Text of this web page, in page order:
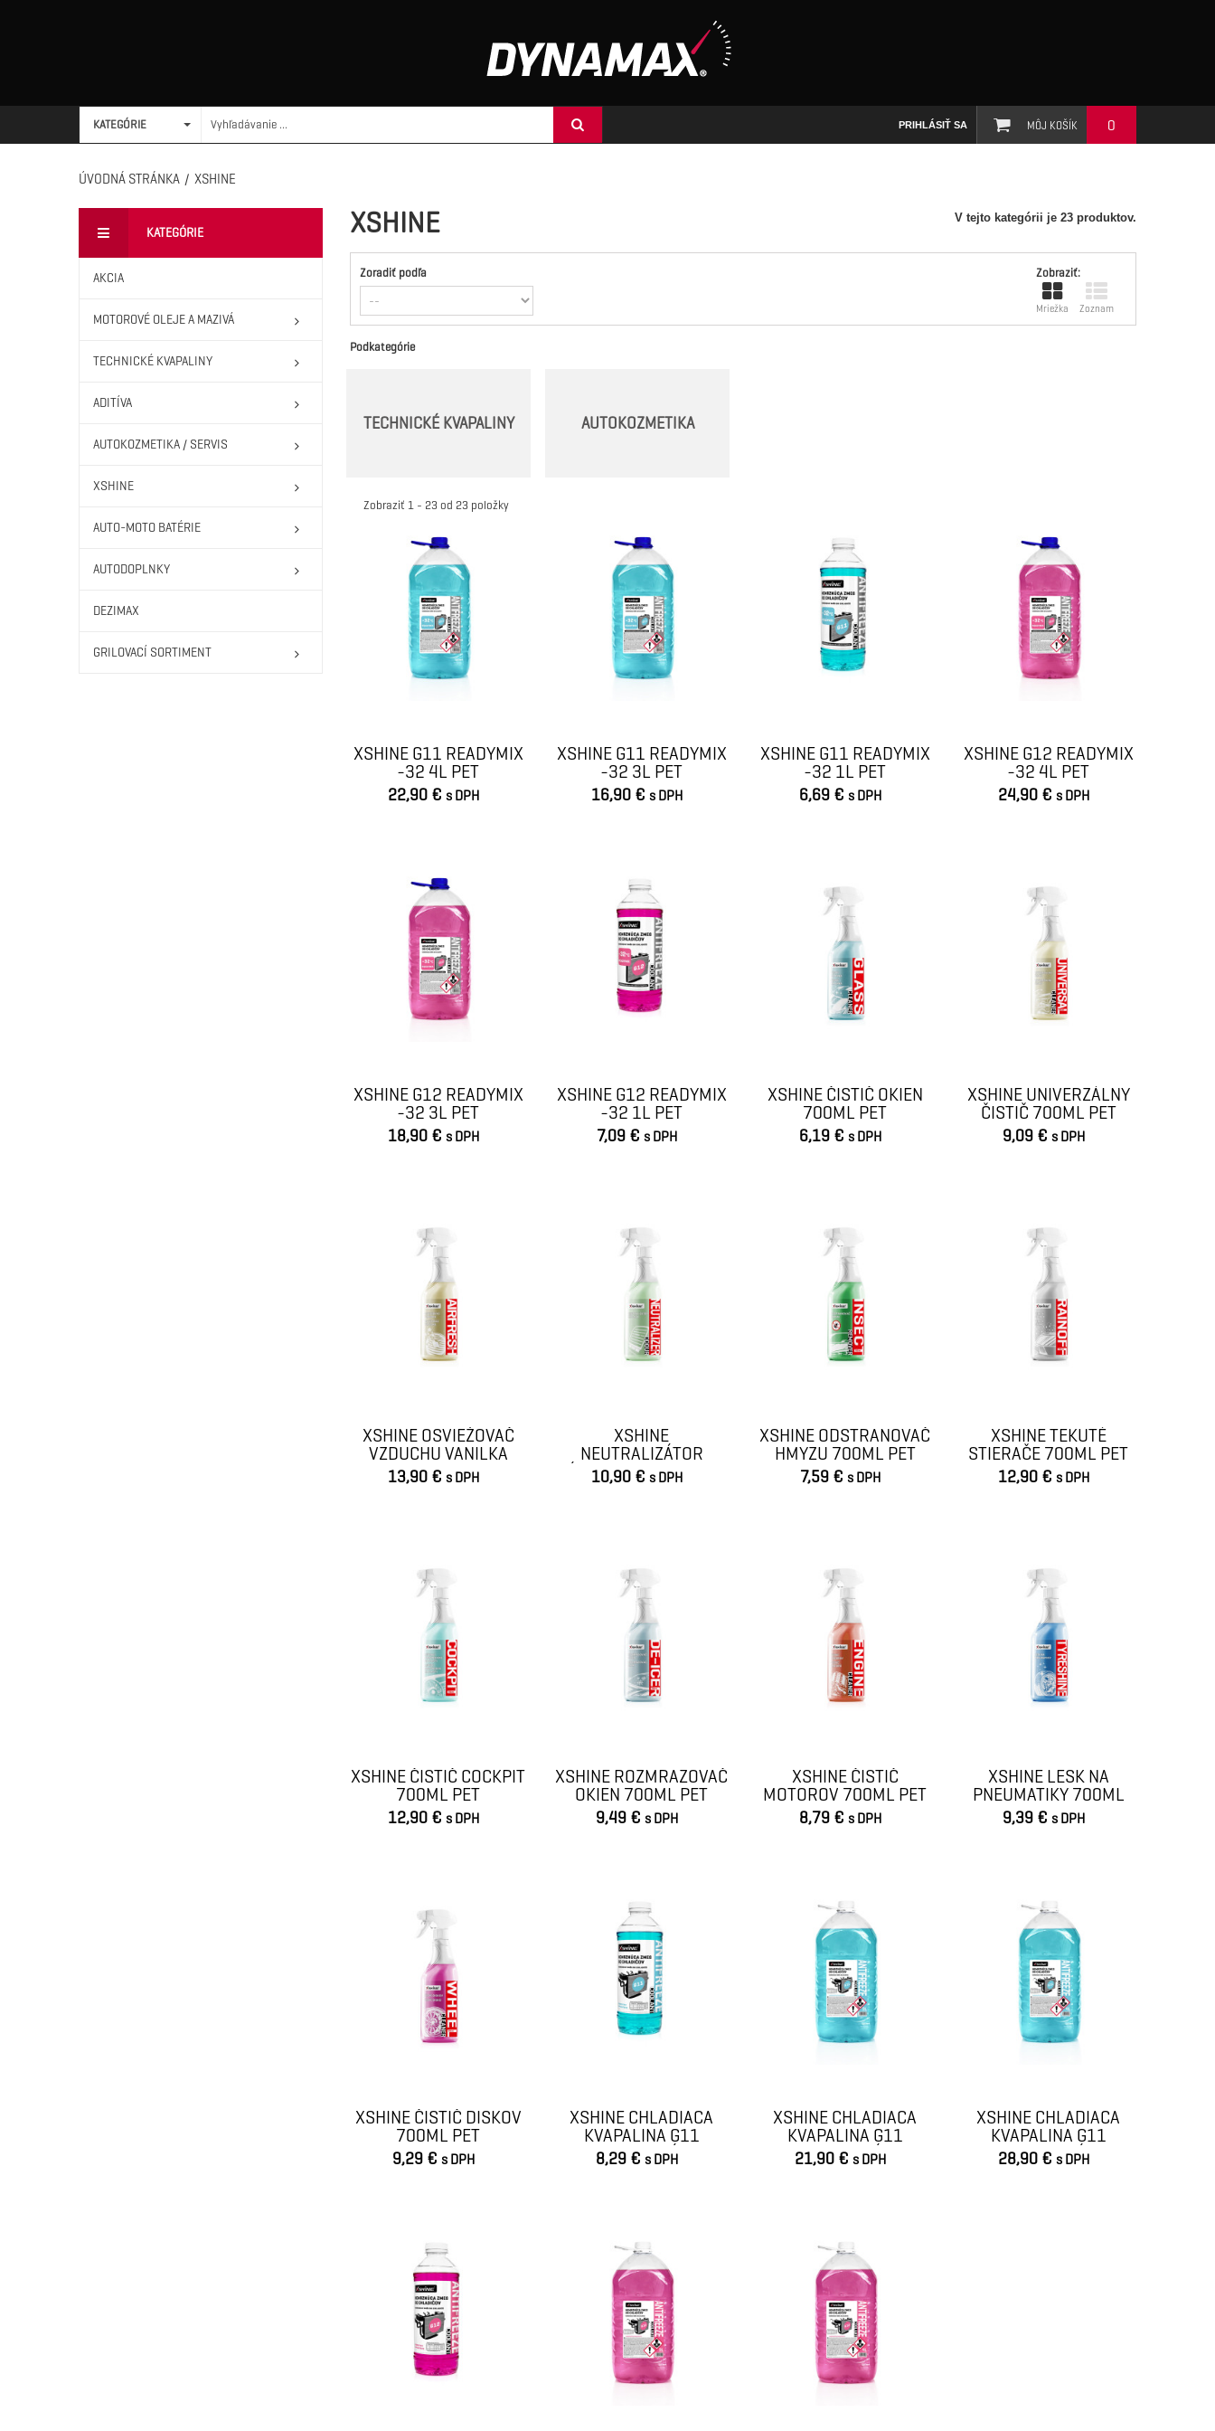
MÔJ KOŠÍK 0
PRIHLÁSIŤ SA
KATEGÓRIE
ÚVODNÁ STRÁNKA / XSHINE
KATEGÓRIE
AKCIA
MOTOROVÉ OLEJE A MAZIVÁ
TECHNICKÉ KVAPALINY
ADITÍVA
AUTOKOZMETIKA / SERVIS
XSHINE
AUTO-MOTO BATÉRIE
AUTODOPLNKY
DEZIMAX
GRILOVACÍ SORTIMENT
XSHINE V tejto kategórii je 23 produktov.
Zobraziť:
Mriežka Zoznam
Zoradiť podľa
Podkategórie
TECHNICKÉ KVAPALINY AUTOKOZMETIKA
Zobraziť 1 - 23 od 23 položky
XSHINE G11 READYMIX
-32 4L PET
22,90 € s DPH
XSHINE G11 READYMIX
-32 3L PET
16,90 € s DPH
XSHINE G11 READYMIX
-32 1L PET
6,69 € s DPH
XSHINE G12 READYMIX
-32 4L PET
24,90 € s DPH
XSHINE G12 READYMIX
-32 3L PET
18,90 € s DPH
XSHINE G12 READYMIX
-32 1L PET
7,09 € s DPH
XSHINE ČISTIČ OKIEN
700ML PET
6,19 € s DPH
XSHINE UNIVERZÁLNY
ČISTIČ 700ML PET
9,09 € s DPH
XSHINE OSVIEŽOVAČ
VZDUCHU VANILKA
700ML PET
13,90 € s DPH
XSHINE
NEUTRALIZÁTOR
ZÁPACHOV 700ML PET
10,90 € s DPH
XSHINE ODSTRANOVAČ
HMYZU 700ML PET
7,59 € s DPH
XSHINE TEKUTÉ
STIERAČE 700ML PET
12,90 € s DPH
XSHINE ČISTIČ COCKPIT
700ML PET
12,90 € s DPH
XSHINE ROZMRAZOVAČ
OKIEN 700ML PET
9,49 € s DPH
XSHINE ČISTIČ
MOTOROV 700ML PET
8,79 € s DPH
XSHINE LESK NA
PNEUMATIKY 700ML
PET
9,39 € s DPH
XSHINE ČISTIČ DISKOV
700ML PET
9,29 € s DPH
XSHINE CHLADIACA
KVAPALINA G11
KONCENTRÁT...
8,29 € s DPH
XSHINE CHLADIACA
KVAPALINA G11
KONCENTRÁT...
21,90 € s DPH
XSHINE CHLADIACA
KVAPALINA G11
KONCENTRÁT...
28,90 € s DPH